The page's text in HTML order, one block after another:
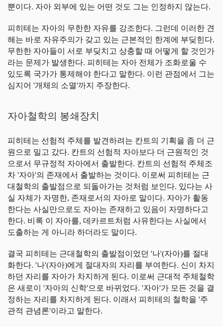
뿐이다. 자아 외부에 있는 어떤 것도 그는 인정하지 않는다.
피히테는 자아의 무한한 자유를 강조한다. 그런데 이러한 견
해는 바로 자유주의가 갖고 있는 근본적인 한계에 부딪힌다.
무한한 자아들이 서로 부딪치고 상충할 때 어떻게 할 것인가
라는 문제가 발생한다. 피히테는 자아 전체가 조화로울 수
있도록 국가가 통제해야 한다고 말한다. 이런 관점에서 그는
심지어 '개체의 소멸'까지 주장한다.
자아철학의 봉쇄장치
피히테는 선험적 주체를 발견하려는 칸트의 기획을 좀 더 근
원으로 밀고 갔다. 칸트의 선험적 자아보다 더 근원적인 것
으로서 무규정적 자아에서 출발한다. 칸트의 선험적 주체조
차 '자아'의 존재에서 출발하는 것이다. 이로써 피히테는 근
대철학의 출발점으로 되돌아가는 것처럼 보인다. 있다는 사
실 자체가 자명한, 존재로서의 자아로 말이다. 자아가 활동
한다는 사실만으로도 자아는 존재하고 있음이 자명하다고
한다. 비록 이 자아를, 데카르트처럼 사유한다는 사실에서
도출하는 게 아니라 하더라도 말이다.
결국 피히테는 근대철학의 출발점이었던 '나'(자아)를 절대
화한다. '나'(자아)에게 절대자의 자리를 부여한다. 신이 차지
하던 자리를 자아가 차지하게 된다. 이로써 근대적 주체철학
은 새로이 '자아의 신학'으로 바뀌었다. '자아'가 모든 것을 결
정하는 자리를 차지하게 된다. 이래서 피히테의 철학을 '주
관적 관념론'이라고 말한다.